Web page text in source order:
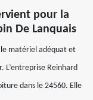
pour la
De Lanquais
le matériel adéquat et
L’entreprise Reinhard
dans le 24560. Elle